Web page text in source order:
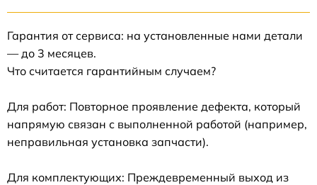
Гарантия от сервиса: на установленные нами детали
— до 3 месяцев.
Что считается гарантийным случаем?
Для работ: Повторное проявление дефекта, который
напрямую связан с выполненной работой (например,
неправильная установка запчасти).
Для комплектующих: Преждевременный выход из